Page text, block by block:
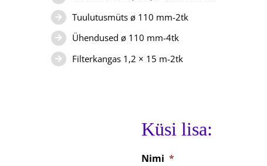
Tuulutusmüts ø 110 mm-2tk
Ühendused ø 110 mm-4tk
Filterkangas 1,2 × 15 m-2tk
Küsi lisa:
Nimi *